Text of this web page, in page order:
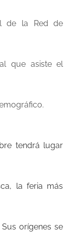
de la Red de
que asiste el
tendrá lugar
la feria más
orígenes se